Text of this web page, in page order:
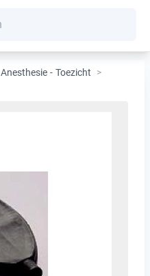
Anesthesie - Toezicht
>